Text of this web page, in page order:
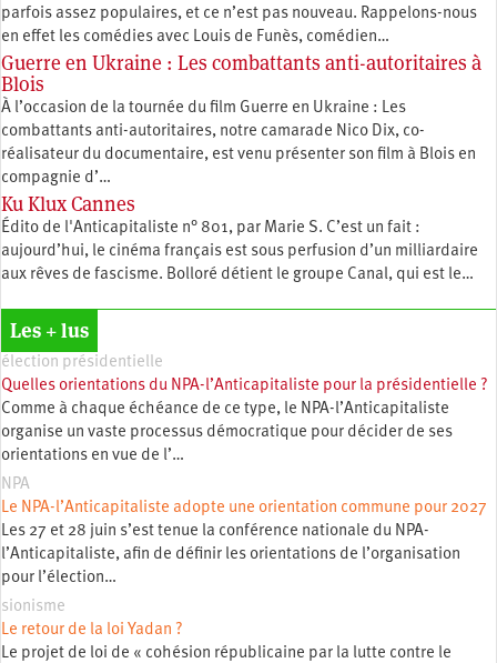
parfois assez populaires, et ce n’est pas nouveau. Rappelons-nous
en effet les comédies avec Louis de Funès, comédien…
Guerre en Ukraine : Les combattants anti-autoritaires à
Blois
À l’occasion de la tournée du film Guerre en Ukraine : Les
combattants anti-autoritaires, notre camarade Nico Dix, co-
réalisateur du documentaire, est venu présenter son film à Blois en
compagnie d’…
Ku Klux Cannes
Édito de l'Anticapitaliste n° 801, par Marie S. C’est un fait :
aujourd’hui, le cinéma français est sous perfusion d’un milliardaire
aux rêves de fascisme. Bolloré détient le groupe Canal, qui est le…
Les + lus
élection présidentielle
Quelles orientations du NPA-l’Anticapitaliste pour la présidentielle ?
Comme à chaque échéance de ce type, le NPA-l’Anticapitaliste
organise un vaste processus démocratique pour décider de ses
orientations en vue de l’…
NPA
Le NPA-l’Anticapitaliste adopte une orientation commune pour 2027
Les 27 et 28 juin s’est tenue la conférence nationale du NPA-
l’Anticapitaliste, afin de définir les orientations de l’organisation
pour l’élection…
sionisme
Le retour de la loi Yadan ?
Le projet de loi de « cohésion républicaine par la lutte contre le